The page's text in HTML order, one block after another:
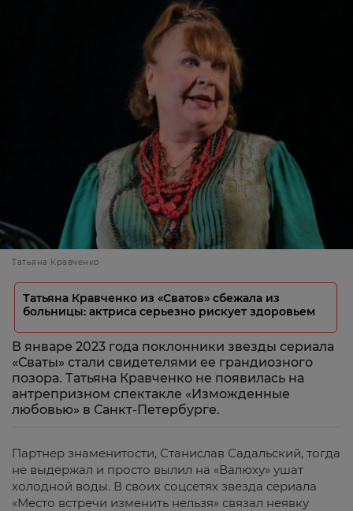
Татьяна Кравченко
Татьяна Кравченко из «Сватов» сбежала из
больницы: актриса серьезно рискует здоровьем
В январе 2023 года поклонники звезды сериала
«Сваты» стали свидетелями ее грандиозного
позора. Татьяна Кравченко не появилась на
антрепризном спектакле «Изможденные
любовью» в Санкт-Петербурге.
Партнер знаменитости, Станислав Садальский, тогда
не выдержал и просто вылил на «Валюху» ушат
холодной воды. В своих соцсетях звезда сериала
«Место встречи изменить нельзя» связал неявку